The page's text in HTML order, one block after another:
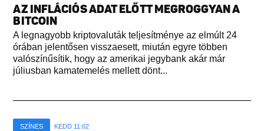
AZ INFLÁCIÓS ADAT ELŐTT MEGROGGYAN A
BITCOIN
A legnagyobb kriptovaluták teljesítménye az elmúlt 24
órában jelentősen visszaesett, miután egyre többen
valószínűsítik, hogy az amerikai jegybank akár már
júliusban kamatemelés mellett dönt...
SZÍNES KEDD 11:02